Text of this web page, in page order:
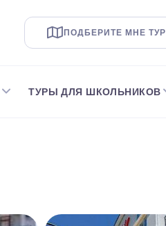
ПОДБЕРИТЕ МНЕ ТУР
ТУРЫ ДЛЯ ШКОЛЬНИКОВ